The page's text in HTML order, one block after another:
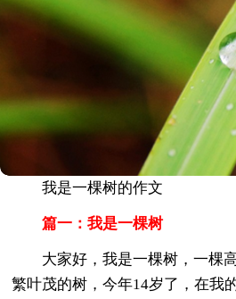
我是一棵树的作文
篇一：我是一棵树
大家好，我是一棵树，一棵
繁叶茂的树，今年14岁了，在我